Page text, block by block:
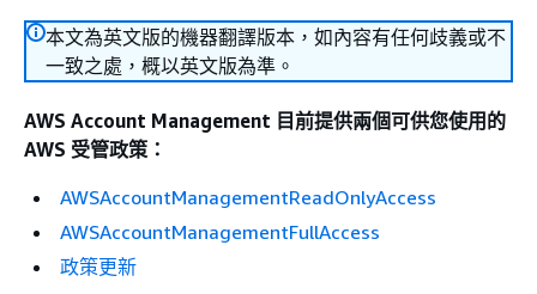
本文為英文版的機器翻譯版本，如內容有任何歧義或不
一致之處，概以英文版為準。
AWS Account Management 目前提供兩個可供您使用的
AWS 受管政策：
AWSAccountManagementReadOnlyAccess
AWSAccountManagementFullAccess
政策更新